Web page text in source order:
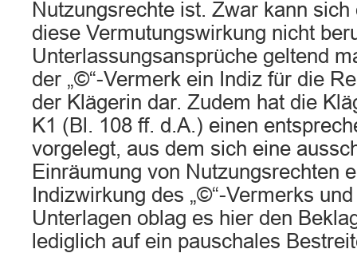
Nutzungsrechte ist. Zwar kann
diese Vermutungswirkung nicht
Unterlassungsansprüche geltend
der „©“-Vermerk ein Indiz für die
der Klägerin dar. Zudem hat die
K1 (Bl. 108 ff. d.A.) einen
vorgelegt, aus dem sich eine
Einräumung von Nutzungsrechten
Indizwirkung des „©“-Vermerks
Unterlagen oblag es hier den
lediglich auf ein pauschales